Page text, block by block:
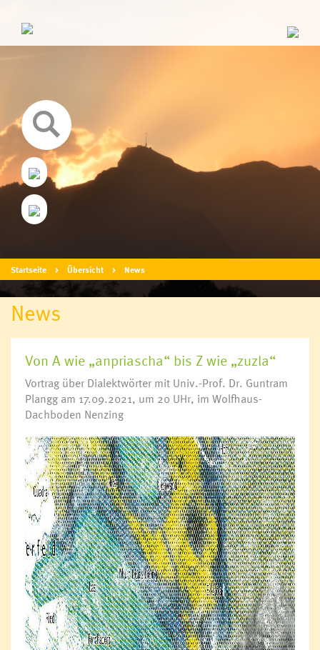
Startseite Übersicht News
News
Von A wie „anpriascha“ bis Z wie „zuzla“
Vortrag über Dialektwörter mit Univ.-Prof. Dr. Guntram
Plangg am 17.09.2021, um 20 UHr, im Wolfhaus-
Dachboden Nenzing